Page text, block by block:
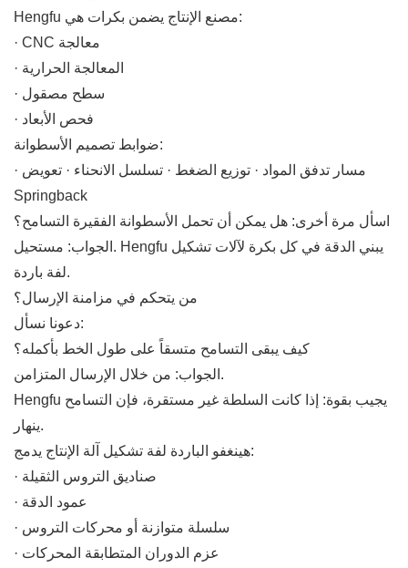
Hengfu مصنع الإنتاج يضمن بكرات هي:
· CNC معالجة
· المعالجة الحرارية
· سطح مصقول
· فحص الأبعاد
ضوابط تصميم الأسطوانة:
· مسار تدفق المواد · توزيع الضغط · تسلسل الانحناء · تعويض
Springback
اسأل مرة أخرى: هل يمكن أن تحمل الأسطوانة الفقيرة التسامح؟
الجواب: مستحيل. Hengfu يبني الدقة في كل بكرة لآلات تشكيل
لفة باردة.
من يتحكم في مزامنة الإرسال؟
دعونا نسأل:
كيف يبقى التسامح متسقاً على طول الخط بأكمله؟
الجواب: من خلال الإرسال المتزامن.
Hengfu يجيب بقوة: إذا كانت السلطة غير مستقرة، فإن التسامح
ينهار.
هينغفو الباردة لفة تشكيل آلة الإنتاج يدمج:
· صناديق التروس الثقيلة
· عمود الدقة
· سلسلة متوازنة أو محركات التروس
· عزم الدوران المتطابقة المحركات